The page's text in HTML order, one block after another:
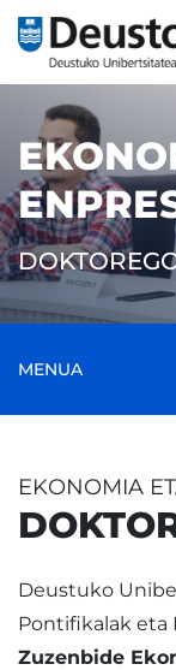
MENUA
EKONOMIA
Deustuko
Pontifikalak eta
Zuzenbide